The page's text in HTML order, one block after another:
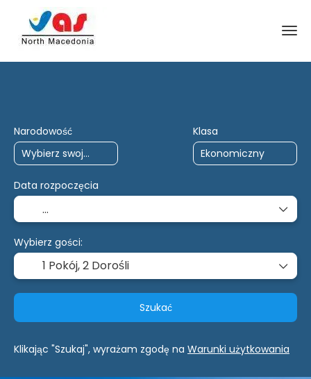
Narodowość Klasa
Data rozpoczęcia
Wybierz gości:
1 Pokój,2 Dorośli
Szukać
Klikając "Szukaj", wyrażam zgodę na Warunki użytkowania